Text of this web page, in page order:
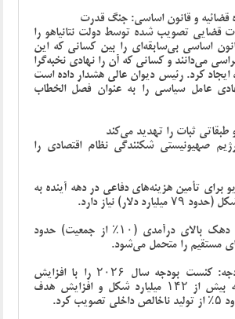
و قانون اساسی: جنگ قدرت‌
قضایی تصویب شده توسط دولت نتانیاهو را
اساسی بی‌سابقه‌ای را بین کسانی که این
می‌دانند و کسانی که آن را نهادی نخبه‌گرا
ایجاد کرد. رئیس دیوان عالی هشدار داده است
عامل سیاسی را به عنوان فصل الخطاب
ثبات را تهدید می‌کند
صهیونیستی شکنندگی نظام اقتصادی را
برای تأمین هزینه‌های دفاعی در دهه آینده به
.
بار مالیاتی متمرکز: دهک بالای درآمدی (۱۰٪ از جمعیت) حدود
.
افزایش کسری بودجه: کنست بودجه سال ۲۰۲۶ را با افزایش
هزینه‌های دفاعی به بیش از ۱۴۲ میلیارد شکل و افزایش هدف
کرد
.